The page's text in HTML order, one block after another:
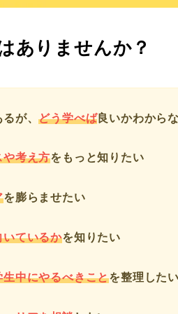
ありませんか？
るが、どう学べば良いかわから
や考え方をもっと知りたい
を膨らませたい
いているかを知りたい
生中にやるべきことを整理した